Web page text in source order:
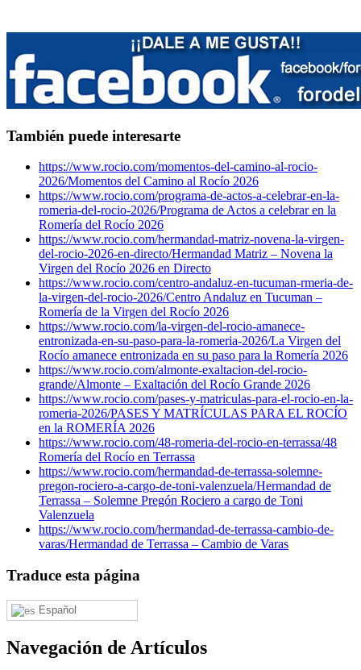
También puede interesarte
https://www.rocio.com/momentos-del-camino-al-rocio-
2026/Momentos del Camino al Rocío 2026
https://www.rocio.com/programa-de-actos-a-celebrar-en-la-
romeria-del-rocio-2026/Programa de Actos a celebrar en la
Romería del Rocío 2026
https://www.rocio.com/hermandad-matriz-novena-la-virgen-
del-rocio-2026-en-directo/Hermandad Matriz – Novena la
Virgen del Rocío 2026 en Directo
https://www.rocio.com/centro-andaluz-en-tucuman-rmeria-de-
la-virgen-del-rocio-2026/Centro Andaluz en Tucuman –
Romería de la Virgen del Rocío 2026
https://www.rocio.com/la-virgen-del-rocio-amanece-
entronizada-en-su-paso-para-la-romeria-2026/La Virgen del
Rocío amanece entronizada en su paso para la Romería 2026
https://www.rocio.com/almonte-exaltacion-del-rocio-
grande/Almonte – Exaltación del Rocío Grande 2026
https://www.rocio.com/pases-y-matriculas-para-el-rocio-en-la-
romeria-2026/PASES Y MATRÍCULAS PARA EL ROCÍO
en la ROMERÍA 2026
https://www.rocio.com/48-romeria-del-rocio-en-terrassa/48
Romería del Rocío en Terrassa
https://www.rocio.com/hermandad-de-terrassa-solemne-
pregon-rociero-a-cargo-de-toni-valenzuela/Hermandad de
Terrassa – Solemne Pregón Rociero a cargo de Toni
Valenzuela
https://www.rocio.com/hermandad-de-terrassa-cambio-de-
varas/Hermandad de Terrassa – Cambio de Varas
Traduce esta página
Español
Navegación de Artículos